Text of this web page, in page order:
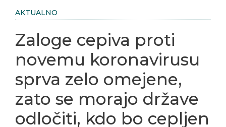
AKTUALNO
Zaloge cepiva proti
novemu koronavirusu
sprva zelo omejene,
zato se morajo države
odločiti, kdo bo cepljen